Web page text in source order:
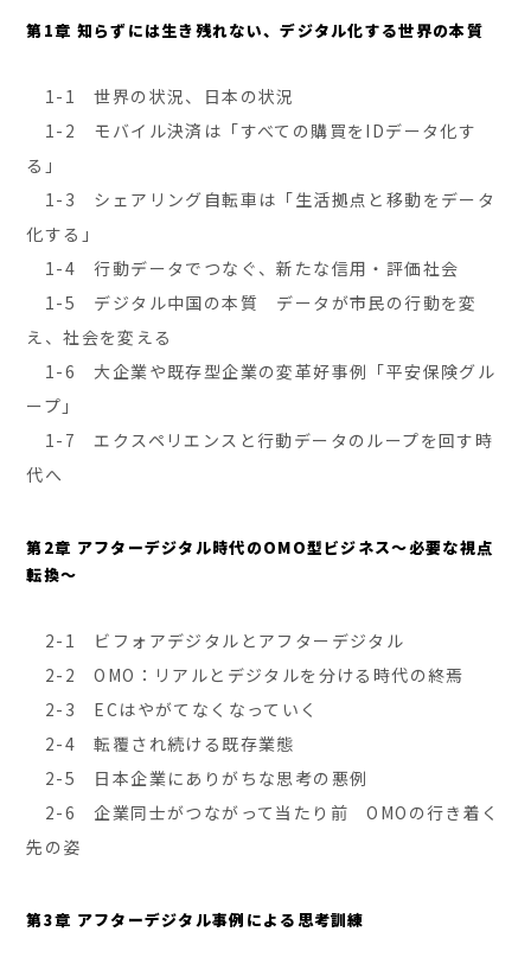
第1章 知らずには生き残れない、デジタル化する世界の本質
1-1 世界の状況、日本の状況
1-2 モバイル決済は「すべての購買をIDデータ化す
る」
1-3 シェアリング自転車は「生活拠点と移動をデータ
化する」
1-4 行動データでつなぐ、新たな信用・評価社会
1-5 デジタル中国の本質 データが市民の行動を変
え、社会を変える
1-6 大企業や既存型企業の変革好事例「平安保険グル
ープ」
1-7 エクスペリエンスと行動データのループを回す時
代へ
第2章 アフターデジタル時代のOMO型ビジネス～必要な視点
転換～
2-1 ビフォアデジタルとアフターデジタル
2-2 OMO：リアルとデジタルを分ける時代の終焉
2-3 ECはやがてなくなっていく
2-4 転覆され続ける既存業態
2-5 日本企業にありがちな思考の悪例
2-6 企業同士がつながって当たり前 OMOの行き着く
先の姿
第3章 アフターデジタル事例による思考訓練